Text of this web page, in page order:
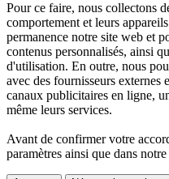
Pour ce faire, nous collectons
comportement et leurs
permanence notre site web et
contenus personnalisés, ainsi
d'utilisation. En outre, nous
avec des fournisseurs externes
canaux publicitaires en ligne,
même leurs services.
Avant de confirmer votre
paramètres ainsi que dans notre